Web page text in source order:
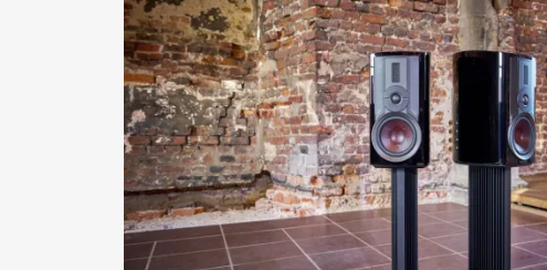
FÜR
Füllen Sie das
auf der Website